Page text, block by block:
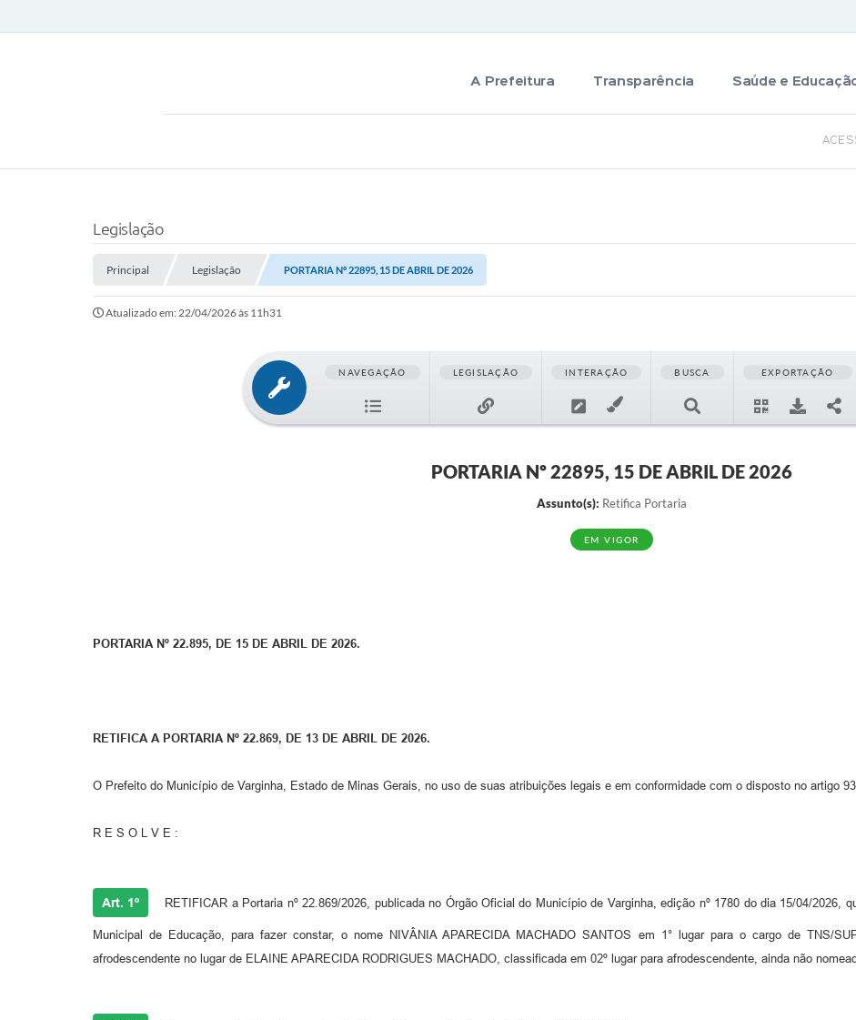
A Prefeitura Transparência Saúde e
Legislação
Principal Legislação PORTARIA Nº 22895, 15 DE ABRIL DE 2026
Atualizado em: 22/04/2026 às 11h31
NAVEGAÇÃO LEGISLAÇÃO INTERAÇÃO BUSCA EXPORTAÇÃO
PORTARIA Nº 22895, 15 DE ABRIL DE 2026
Assunto(s): Retifica Portaria
EM VIGOR
PORTARIA Nº 22.895, DE 15 DE ABRIL DE 2026.
RETIFICA A PORTARIA Nº 22.869, DE 13 DE ABRIL DE 2026.
O Prefeito do Município de Varginha, Estado de Minas Gerais, no uso de suas atribuições legais e em conformidade com o disposto no artigo
R E S O L V E :
Art. 1º RETIFICAR a Portaria nº 22.869/2026, publicada no Órgão Oficial do Município de Varginha, edição nº 1780 do dia 15/04/2026,
Municipal de Educação, para fazer constar, o nome NIVÂNIA APARECIDA MACHADO SANTOS em 1° lugar para o cargo de TNS/
afrodescendente no lugar de ELAINE APARECIDA RODRIGUES MACHADO, classificada em 02º lugar para afrodescendente, ainda não